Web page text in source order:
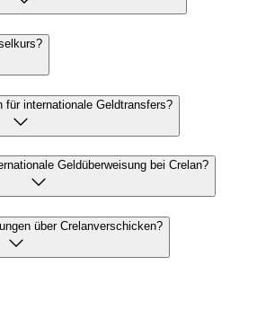
für internationale Geldtransfers?
Geldüberweisung bei Crelan?
über Crelanverschicken?